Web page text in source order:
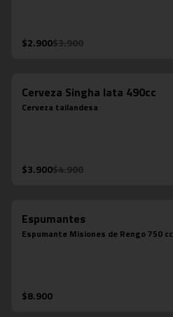
$2.900$3.900
Cerveza Singha lata 490cc
Cerveza tailandesa
$3.900$4.900
Espumantes
Espumante Misiones de Rengo 750 cc
$8.900